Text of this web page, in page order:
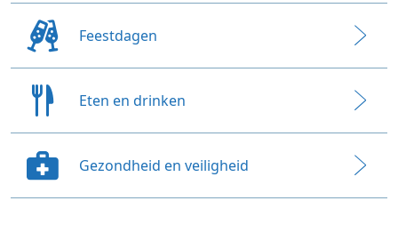
Feestdagen
Eten en drinken
Gezondheid en veiligheid